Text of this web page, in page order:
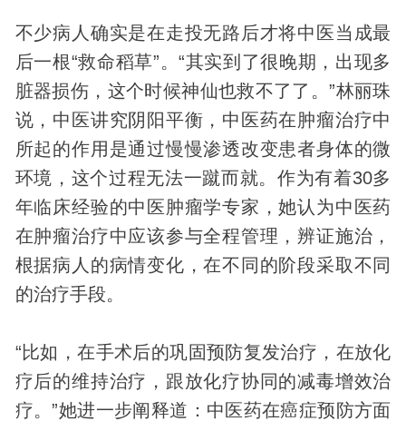
不少病人确实是在走投无路后才将中医当成最
后一根“救命稻草”。“其实到了很晚期，出现多
脏器损伤，这个时候神仙也救不了了。”林丽珠
说，中医讲究阴阳平衡，中医药在肿瘤治疗中
所起的作用是通过慢慢渗透改变患者身体的微
环境，这个过程无法一蹴而就。作为有着30多
年临床经验的中医肿瘤学专家，她认为中医药
在肿瘤治疗中应该参与全程管理，辨证施治，
根据病人的病情变化，在不同的阶段采取不同
的治疗手段。
“比如，在手术后的巩固预防复发治疗，在放化
疗后的维持治疗，跟放化疗协同的减毒增效治
疗。”她进一步阐释道：中医药在癌症预防方面